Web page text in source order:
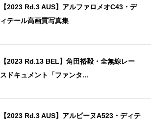
【2023 Rd.3 AUS】アルファロメオC43・デ
ィテール高画質写真集
【2023 Rd.13 BEL】角田裕毅・全無線レー
スドキュメント「ファンタ...
【2023 Rd.3 AUS】アルピーヌA523・ディテ